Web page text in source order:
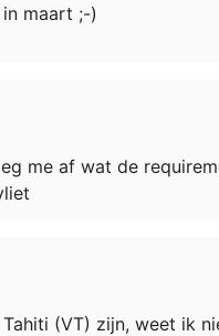
maart ;-)
me af wat de
(VT) zijn, weet ik